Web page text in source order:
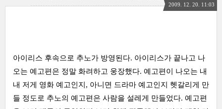
2009. 12. 20. 11:03
아이리스 후속으로 추노가 방영된다. 아이리스가 끝나고 나
오는 예고편은 정말 화려하고 웅장했다. 예고편이 나오는 내
내 저게 영화 예고인지, 아니면 드라마 예고인지 헷갈리게 만
들 정도로 추노의 예고편은 사람을 설레게 만들었다. 예고편